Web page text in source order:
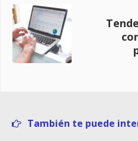
También te puede